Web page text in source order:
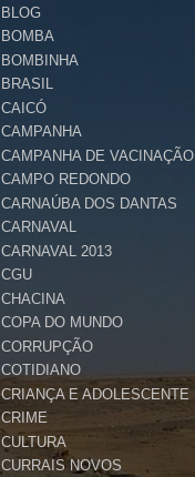
BLOG
BOMBA
BOMBINHA
BRASIL
CAICÓ
CAMPANHA
CAMPANHA DE VACINAÇÃO
CAMPO REDONDO
CARNAÚBA DOS DANTAS
CARNAVAL
CARNAVAL 2013
CGU
CHACINA
COPA DO MUNDO
CORRUPÇÃO
COTIDIANO
CRIANÇA E ADOLESCENTE
CRIME
CULTURA
CURRAIS NOVOS